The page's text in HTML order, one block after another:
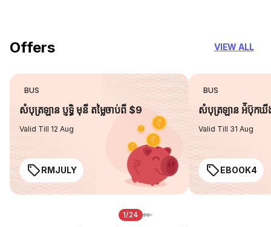
Offers VIEW ALL
BUS
សំបុត្រឡាន ប្ញទ្ធិ មុនី តម្លៃចាប់ពី $9
Valid Till 12 Aug
RMJULY
BUS
សំបុត្រឡាន អ៉ីប៊ុកឃី
Valid Till 31 Aug
EBOOK4
1/24